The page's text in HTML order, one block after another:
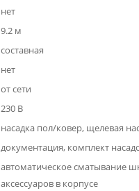
нет
9.2 м
составная
нет
от сети
230 В
насадка пол/ковер, щелевая
документация, комплект
автоматическое сматывание
аксессуаров в корпусе